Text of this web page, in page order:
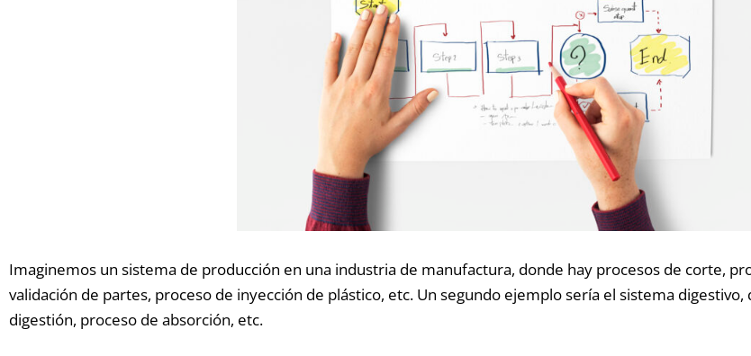
Imaginemos un sistema de producción en una industria de manufactura, donde hay procesos de corte,
validación de partes, proceso de inyección de plástico, etc. Un segundo ejemplo sería el sistema
digestión, proceso de absorción, etc.